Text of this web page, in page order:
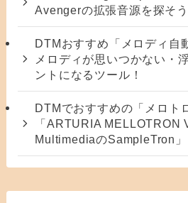
Avengerの拡張音源を探そう
DTMおすすめ「メロディ自
メロディが思いつかない・
ントになるツール！
DTMでおすすめの「メロト
「ARTURIA MELLOTRON
MultimediaのSampleTron